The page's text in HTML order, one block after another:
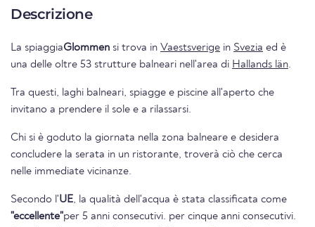
Descrizione
La spiaggiaGlommen si trova in Vaestsverige in Svezia ed è
una delle oltre 53 strutture balneari nell'area di Hallands län.
Tra questi, laghi balneari, spiagge e piscine all'aperto che
invitano a prendere il sole e a rilassarsi.
Chi si è goduto la giornata nella zona balneare e desidera
concludere la serata in un ristorante, troverà ciò che cerca
nelle immediate vicinanze.
Secondo l'UE, la qualità dell'acqua è stata classificata come
"eccellente"per 5 anni consecutivi. per cinque anni consecutivi.